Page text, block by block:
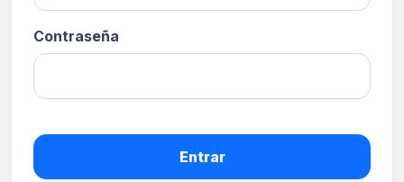
Contraseña
Entrar